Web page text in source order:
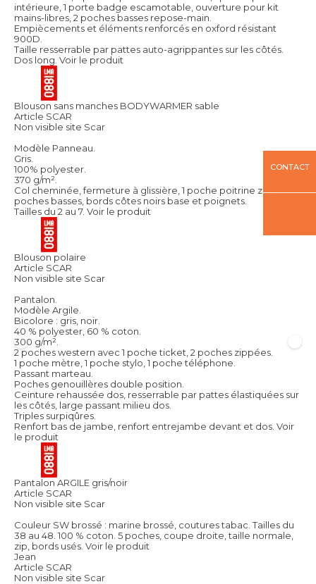
intérieure, 1 porte badge escamotable, ouverture pour kit
mains-libres, 2 poches basses repose-main.
Empiècements et éléments renforcés en oxford résistant
900D.
Taille resserrable par pattes auto-agrippantes sur les côtés.
Dos long. Voir le produit
Blouson sans manches BODYWARMER sable
Article SCAR
Non visible site Scar
Modèle Panneau.
Gris.
100% polyester.
370 g/m².
Col cheminée, fermeture à glissière, 1 poche poitrine zippée, 2
poches basses, bords côtes noirs base et poignets.
Tailles du 2 au 7. Voir le produit
Blouson polaire
Article SCAR
Non visible site Scar
Pantalon.
Modèle Argile.
Bicolore : gris, noir.
40 % polyester, 60 % coton.
300 g/m².
2 poches western avec 1 poche ticket, 2 poches zippées.
1 poche mètre, 1 poche stylo, 1 poche téléphone.
Passant marteau.
Poches genouillères double position.
Ceinture rehaussée dos, resserrable par pattes élastiquées sur
les côtés, large passant milieu dos.
Triples surpiqûres.
Renfort bas de jambe, renfort entrejambe devant et dos. Voir
le produit
Pantalon ARGILE gris/noir
Article SCAR
Non visible site Scar
Couleur SW brossé : marine brossé, coutures tabac. Tailles du
38 au 48. 100 % coton. 5 poches, coupe droite, taille normale,
zip, bords usés. Voir le produit
Jean
Article SCAR
Non visible site Scar
CONTACT